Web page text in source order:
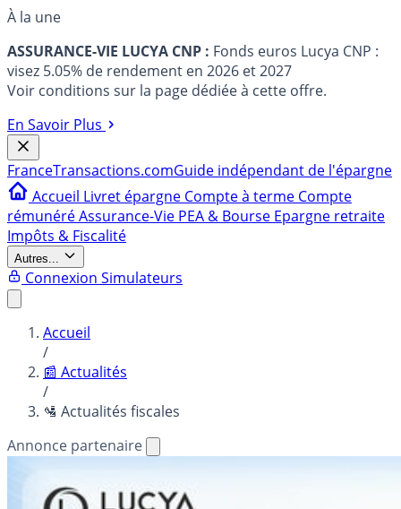
À la une
ASSURANCE-VIE LUCYA CNP : Fonds euros Lucya CNP :
visez 5.05% de rendement en 2026 et 2027
Voir conditions sur la page dédiée à cette offre.
En Savoir Plus
FranceTransactions.comGuide indépendant de l'épargne
Accueil Livret épargne Compte à terme Compte
rémunéréAssurance-Vie PEA & Bourse Epargne retraite
Impôts & Fiscalité
Autres...
Connexion Simulateurs
Accueil
/
📰 Actualités
/
🛂 Actualités fiscales
Annonce partenaire